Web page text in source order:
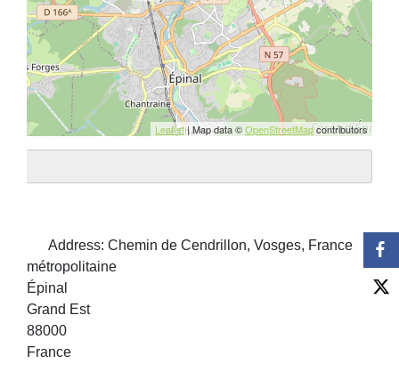
Leaflet| Map data ©OpenStreetMapcontributors
Address:Chemin de Cendrillon, Vosges, France
métropolitaine
Épinal
Grand Est
88000
France